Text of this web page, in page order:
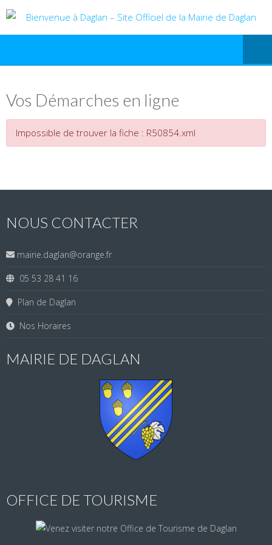
Vos Démarches en ligne
Impossible de trouver la fiche : R50854.xml
NOUS CONTACTER
mairie.daglan@orange.fr
05 53 28 41 16
Plan de Daglan
Nos Horaires
MAIRIE DE DAGLAN
OFFICE DE TOURISME